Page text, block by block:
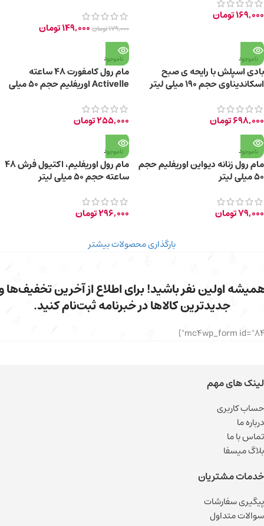
169,000تومان
179,000تومان 149,000تومان
ناموجود
بادی اسپلش با رایحه ی صبح
اسکاندیناوی حجم ۱۹۰ میلی لیتر
698,000تومان
ناموجود
مام رول کامفورت 48 ساعته
Activelle اوریفلیم حجم ۵۰ میلی
255,000تومان
ناموجود
مام رول زنانه دیواین اوریفلیم حجم
۵۰ میلی لیتر
79,000تومان
ناموجود
مام رول اوریفلیم، اکتیول فرش 48
ساعته حجم ۵۰ میلی لیتر
296,000تومان
بارگذاری محصولات بیشتر
اولین نفر باشید! برای اطلاع از آخرین تخفیف‌ها
جدیدترین کالاها در خبرنامه ثبت‌نام کنید.
لینک های مهم
حساب کاربری
درباره ما
تماس با ما
بلاگ میسفا
خدمات مشتریان
پیگیری سفارشات
سوالات متداول